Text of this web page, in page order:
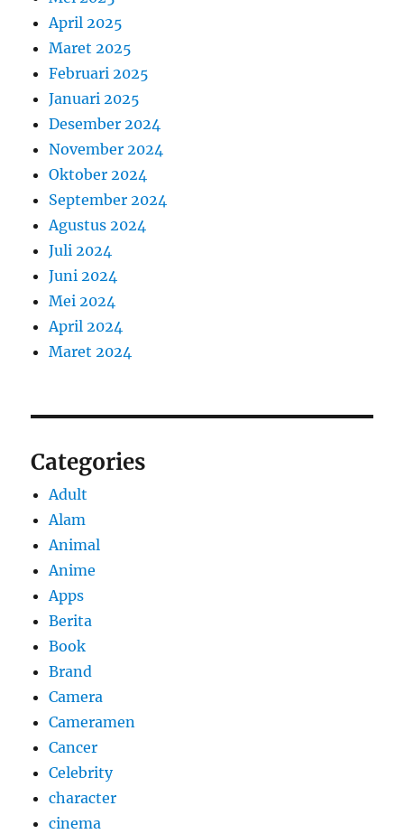
April 2025
Maret 2025
Februari 2025
Januari 2025
Desember 2024
November 2024
Oktober 2024
September 2024
Agustus 2024
Juli 2024
Juni 2024
Mei 2024
April 2024
Maret 2024
Categories
Adult
Alam
Animal
Anime
Apps
Berita
Book
Brand
Camera
Cameramen
Cancer
Celebrity
character
cinema